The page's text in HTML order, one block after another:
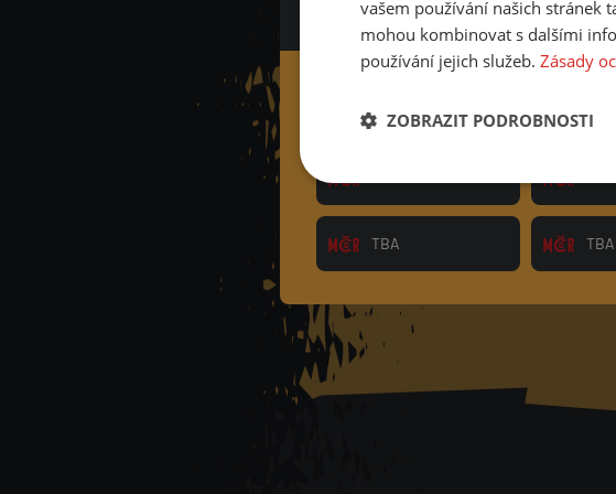
TBA TBA
TBA TBA
vašem používání našich stránek
mohou kombinovat s dalšími
používání jejich služeb. Zásady
ZOBRAZIT PODROBNOSTI